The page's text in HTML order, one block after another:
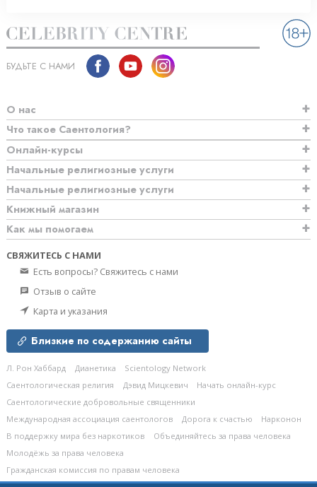
БУДЬТЕ С НАМИ
О нас
Что такое Саентология?
Онлайн-курсы
Начальные религиозные услуги
Начальные религиозные услуги
Книжный магазин
Как мы помогаем
СВЯЖИТЕСЬ С НАМИ
Есть вопросы? Свяжитесь с нами
Отзыв о сайте
Карта и указания
Близкие по содержанию сайты
Л. Рон Хаббард Дианетика
Scientology Network
Саентологическая религия
Дэвид Мицкевич
Начать онлайн-курс
Саентологические добровольные священники
Международная ассоциация саентологов
Дорога к счастью
Нарконон
В поддержку мира без наркотиков
Объединяйтесь за права человека
Молодёжь за права человека
Гражданская комиссия по правам человека